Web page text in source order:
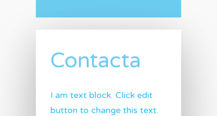
Contacta
I am text block. Click edit
button to change this text.